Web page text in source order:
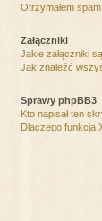
Otrzymałem
Załączniki
Jakie załączniki
Jak znaleźć
Sprawy phpBB3
Kto napisał ten
Dlaczego funkcja